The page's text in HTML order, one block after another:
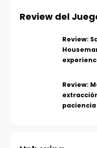
Review del
Review:
Review: